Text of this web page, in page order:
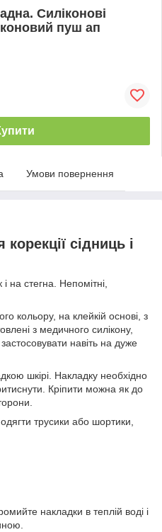
Силіконові
пуш ап
Умови повернення
сідниць і
на стегна. Непомітні,
кольору, на клейкій основі, з
з медичного силікону,
навіть на дуже
шкірі. Накладку необхідно
Кріпити можна як до
трусики або шортики,
накладки в теплій воді і